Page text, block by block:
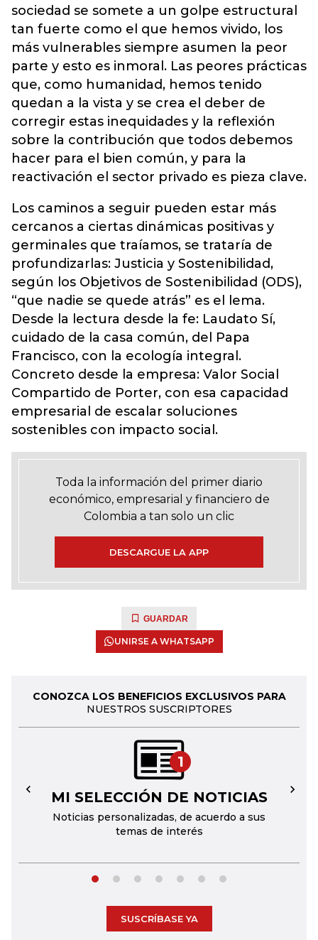
sociedad se somete a un golpe estructural
tan fuerte como el que hemos vivido, los
más vulnerables siempre asumen la peor
parte y esto es inmoral. Las peores prácticas
que, como humanidad, hemos tenido
quedan a la vista y se crea el deber de
corregir estas inequidades y la reflexión
sobre la contribución que todos debemos
hacer para el bien común, y para la
reactivación el sector privado es pieza clave.
Los caminos a seguir pueden estar más
cercanos a ciertas dinámicas positivas y
germinales que traíamos, se trataría de
profundizarlas: Justicia y Sostenibilidad,
según los Objetivos de Sostenibilidad (ODS),
“que nadie se quede atrás” es el lema.
Desde la lectura desde la fe: Laudato Sí,
cuidado de la casa común, del Papa
Francisco, con la ecología integral.
Concreto desde la empresa: Valor Social
Compartido de Porter, con esa capacidad
empresarial de escalar soluciones
sostenibles con impacto social.
Toda la información del primer diario
económico, empresarial y financiero de
Colombia a tan solo un clic
DESCARGUE LA APP
GUARDAR
UNIRSE A WHATSAPP
CONOZCA LOS BENEFICIOS EXCLUSIVOS PARA
NUESTROS SUSCRIPTORES
1
MI SELECCIÓN DE NOTICIAS
Noticias personalizadas, de acuerdo a sus
temas de interés
← →
SUSCRÍBASE YA